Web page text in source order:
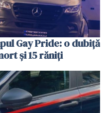
Gay Pride: o dubiță
și 15 răniți